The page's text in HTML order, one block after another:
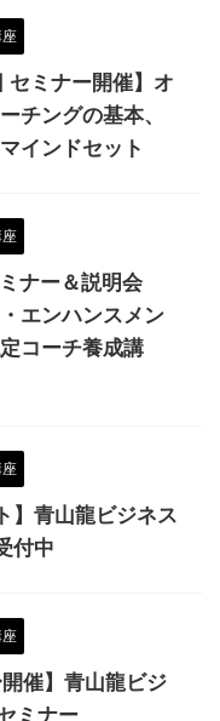
セミナー開催】オ
チングの基本、
インドセット
ナー＆説明会
エンハンスメン
コーチ養成講
】青山龍ビジネス
付中
催】青山龍ビジ
ミナー